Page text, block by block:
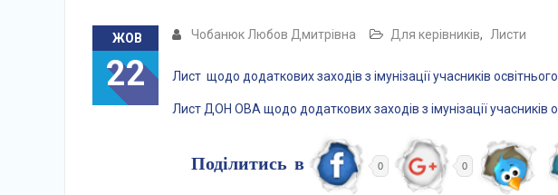
ЖОВ
22
Чобанюк Любов Дмитрівна Для керівників, Листи
Лист щодо додаткових заходів з імунізації учасників
Лист ДОН ОВА щодо додаткових заходів з імунізації учасників
Поділитись в 0 0